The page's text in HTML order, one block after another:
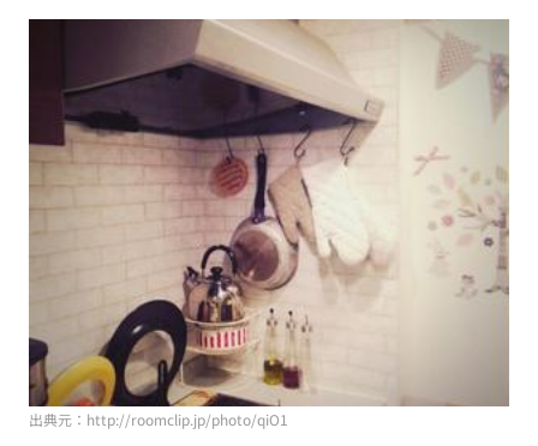
出典元：http://roomclip.jp/photo/qiO1